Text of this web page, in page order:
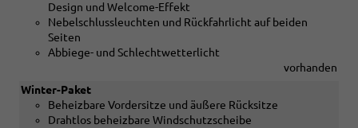
Design und Welcome-Effekt
Nebelschlussleuchten und Rückfahrlicht auf beiden
Seiten
Abbiege- und Schlechtwetterlicht
vorhanden
Winter-Paket
Beheizbare Vordersitze und äußere Rücksitze
Drahtlos beheizbare Windschutzscheibe